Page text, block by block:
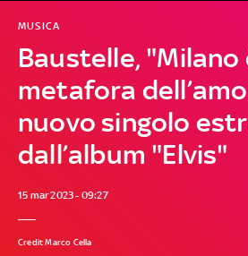
Baustelle, "Milano
metafora
nuovo singolo
dall’album "Elvis"
MUSICA
15 mar 2023 - 09:27
Credit Marco Cella